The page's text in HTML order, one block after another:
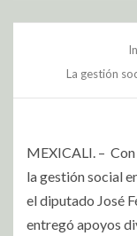
La gestión
MEXICALI. –
la gestión social
el diputado José
entregó apoyos